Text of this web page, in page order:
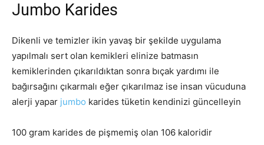
Jumbo Karides
Dikenli ve temizler ikin yavaş bir şekilde uygulama
yapılmalı sert olan kemikleri elinize batmasın
kemiklerinden çıkarıldıktan sonra bıçak yardımı ile
bağırsağını çıkarmalı eğer çıkarılmaz ise insan vücuduna
alerji yapar jumbo karides tüketin kendinizi güncelleyin
100 gram karides de pişmemiş olan 106 kaloridir